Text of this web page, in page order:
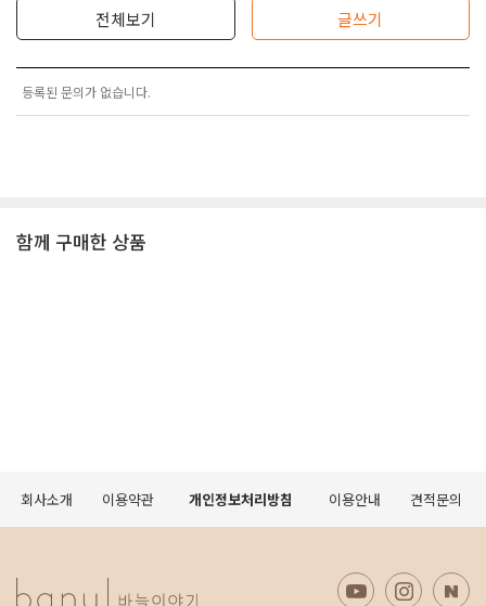
전체보기 글쓰기
등록된 문의가 없습니다.
함께 구매한 상품
회사소개 이용약관 개인정보처리방침 이용안내 견적문의